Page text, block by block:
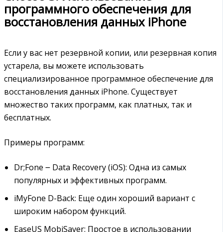
программного обеспечения для
восстановления данных iPhone
Если у вас нет резервной копии, или резервная копия
устарела, вы можете использовать
специализированное программное обеспечение для
восстановления данных iPhone. Существует
множество таких программ, как платных, так и
бесплатных.
Примеры программ:
Dr;Fone ౼ Data Recovery (iOS): Одна из самых
популярных и эффективных программ.
iMyFone D-Back: Еще один хороший вариант с
широким набором функций.
EaseUS MobiSaver: Простое в использовании